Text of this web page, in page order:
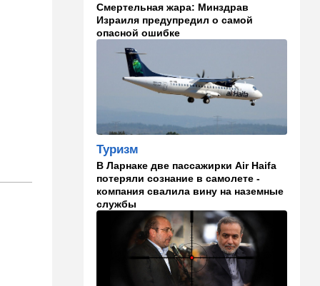
14:37 В мире
Теперь и Куба заговорила о
геноциде, но Израиль в
данном случае ни при чем
14:18 Мнения
Почему этот поступок
Альцгеймер начинается не
там, где думали: ученые
нашли возможный источник
болезни
В мире
Палестинская
администрация проиграла
очередную судебную битву
Смертельная жара: Минздрав
Израиля предупредил о самой
опасной ошибке
Туризм
В Ларнаке две пассажирки Air Haifa
потеряли сознание в самолете -
компания свалила вину на наземные
службы